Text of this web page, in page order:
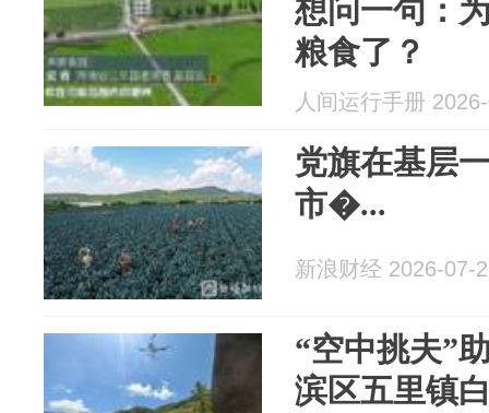
想问一句：
粮食了？
人间运行手册
党旗在基层
市�...
新浪财经 2026-07-
“空中挑夫”
滨区五里镇